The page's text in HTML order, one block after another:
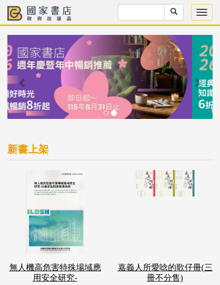
新書上架
無人機高危害特殊場域應
用安全研究-
嘉義人所愛唸的歌仔冊(三
冊不分售)